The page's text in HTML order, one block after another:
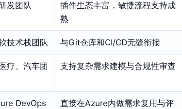
发团队
插件生态丰富，敏捷流程支持成
熟
技术栈团队 与Git仓库和CI/CD无缝衔接
疗、汽车团
支持复杂需求建模与合规性审查
DevOps
直接在Azure内做需求复用与评